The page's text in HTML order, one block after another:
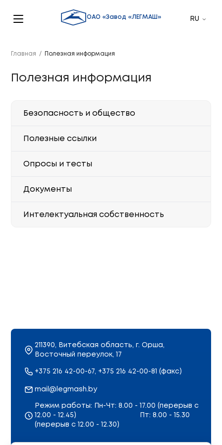
ОАО «Завод «ЛЕГМАШ»
Главная / Полезная информация
Полезная информация
Безопасность и общество
Полезные ссылки
Опросы и тесты
Документы
Интелектуальная собственность
211390, Витебская область, г. Орша,
Восточный переулок, 17
+375 216 42-00-67, +375 216 42-00-81 (факс)
mail@legmash.by
Режим работы: Пн-Чт: 8.00 - 17.00 (перерыв с
12.00 - 12.45) Пт: 8.00 - 15.30
(перерыв с 12.00 - 12.30)